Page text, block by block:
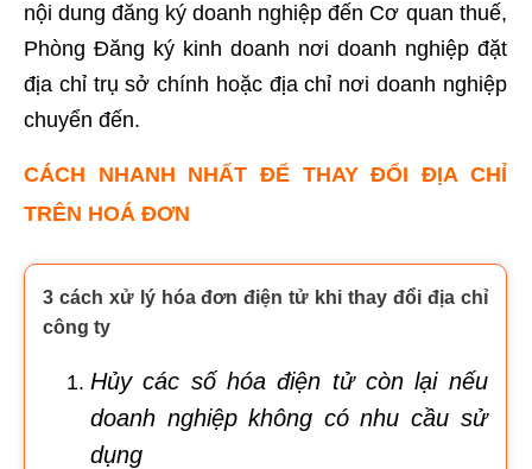
nội dung đăng ký doanh nghiệp đến Cơ quan thuế,
Phòng Đăng ký kinh doanh nơi doanh nghiệp đặt
địa chỉ trụ sở chính hoặc địa chỉ nơi doanh nghiệp
chuyển đến.
CÁCH NHANH NHẤT ĐỂ THAY ĐỔI ĐỊA CHỈ
TRÊN HOÁ ĐƠN
3 cách xử lý hóa đơn điện tử khi thay đổi địa chỉ
công ty
Hủy các số hóa điện tử còn lại nếu
doanh nghiệp không có nhu cầu sử
dụng